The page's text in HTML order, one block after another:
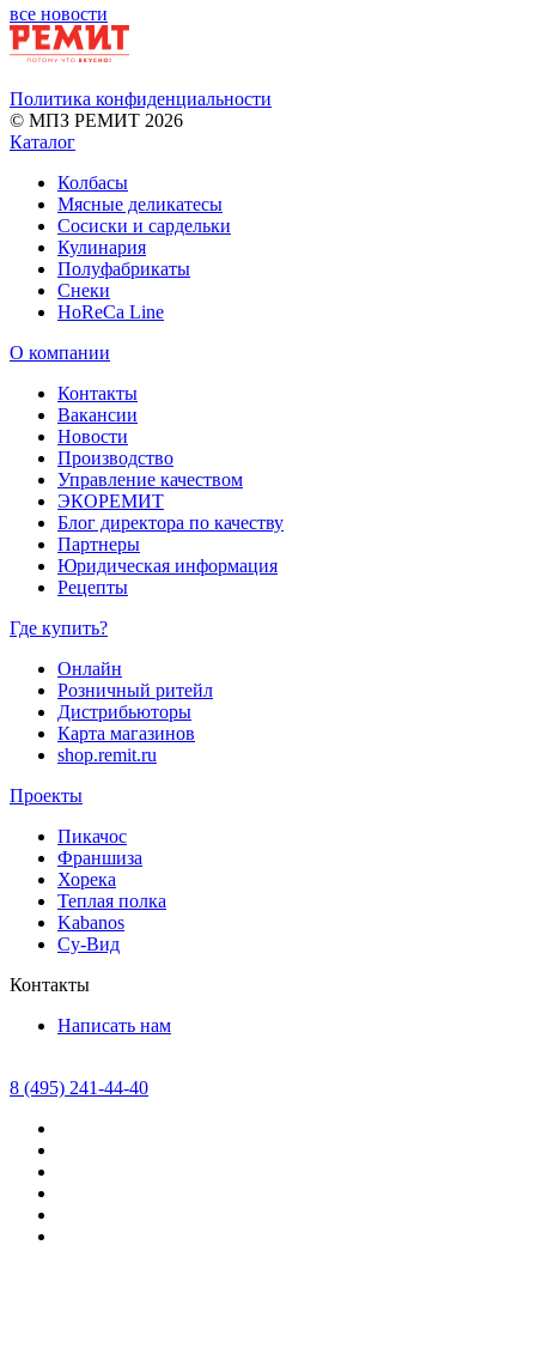
все новости
Политика конфиденциальности
© МПЗ РЕМИТ 2026
Каталог
Колбасы
Мясные деликатесы
Сосиски и сардельки
Кулинария
Полуфабрикаты
Снеки
HoReCa Line
О компании
Контакты
Вакансии
Новости
Производство
Управление качеством
ЭКОРЕМИТ
Блог директора по качеству
Партнеры
Юридическая информация
Рецепты
Где купить?
Онлайн
Розничный ритейл
Дистрибьюторы
Карта магазинов
shop.remit.ru
Проекты
Пикачос
Франшиза
Хорека
Теплая полка
Kabanos
Су-Вид
Контакты
Написать нам
8 (495) 241-44-40